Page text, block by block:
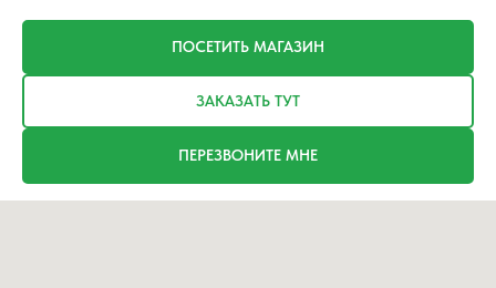
ПОСЕТИТЬ МАГАЗИН
ЗАКАЗАТЬ ТУТ
ПЕРЕЗВОНИТЕ МНЕ